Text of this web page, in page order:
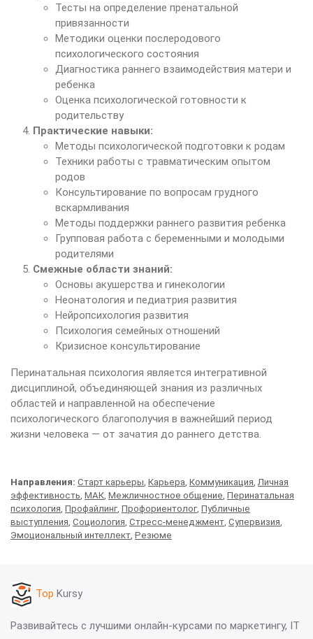
Тесты на определение пренатальной
привязанности
Методики оценки послеродового
психологического состояния
Диагностика раннего взаимодействия матери и
ребенка
Оценка психологической готовности к
родительству
Практические навыки:
Методы психологической подготовки к родам
Техники работы с травматическим опытом
родов
Консультирование по вопросам грудного
вскармливания
Методы поддержки раннего развития ребенка
Групповая работа с беременными и молодыми
родителями
Смежные области знаний:
Основы акушерства и гинекологии
Неонатология и педиатрия развития
Нейропсихология развития
Психология семейных отношений
Кризисное консультирование
Перинатальная психология является интегративной
дисциплиной, объединяющей знания из различных
областей и направленной на обеспечение
психологического благополучия в важнейший период
жизни человека — от зачатия до раннего детства.
Направления: Старт карьеры, Карьера, Коммуникация, Личная
эффективность, МАК, Межличностное общение, Перинатальная
психология, Профайлинг, Профориентолог, Публичные
выступления, Социология, Стресс-менеджмент, Супервизия,
Эмоциональный интеллект, Резюме
Top Kursy
Развивайтесь с лучшими онлайн-курсами по маркетингу, IT